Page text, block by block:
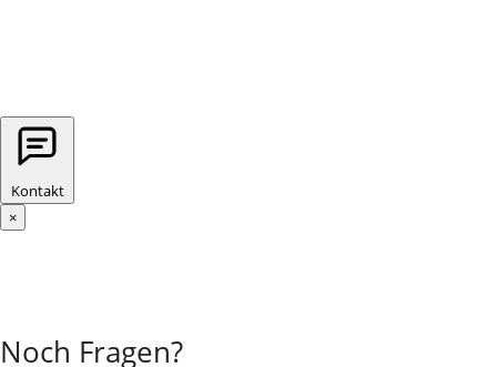
Kontakt
×
Noch Fragen?